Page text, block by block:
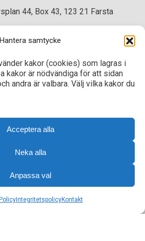
Hantera samtycke
kakor (cookies) som lagras i
kakor är nödvändiga för att sidan
andra är valbara. Välj vilka kakor du
Acceptera alla
Neka alla
Anpassa val
IntegritetspolicyKontakt
44, Box 43, 123 21 Farsta
Instagram
LinkedIn